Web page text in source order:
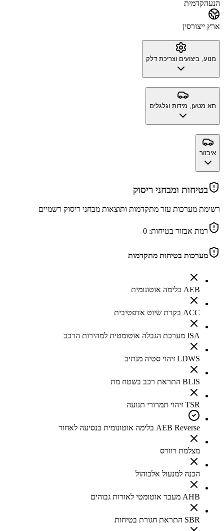
הנעהקדמית
ארץ ייצורסין
מנוע, ביצועים וצריכת דלק
תא מטען, מידות וגלגלים
איבזור
בטיחות ומבחני ריסוק
רשימת מערכות עזר מתקדמות ותוצאות מבחני ריסוק רשמיים
רמת אבזור בטיחות: 0
מערכות בטיחות מתקדמות
AEB בלימה אוטונומית
ACC בקרת שיוט אדפטיבית
ISA מערכת הגבלה אוטומטית למהירות הרכב
LDWS זיהוי סטיה מנתיב
BLIS התראת רכב בשטח מת
TSR זיהוי תמרורי תנועה
AEB Reverse בלימה אוטונומית בנסיעה לאחור
מצלמת רוורס
הכנה למנעול אלכוהול
AHB מעבר אוטומטי לאורות גבוהים
SBR התראת חגורת בטיחות